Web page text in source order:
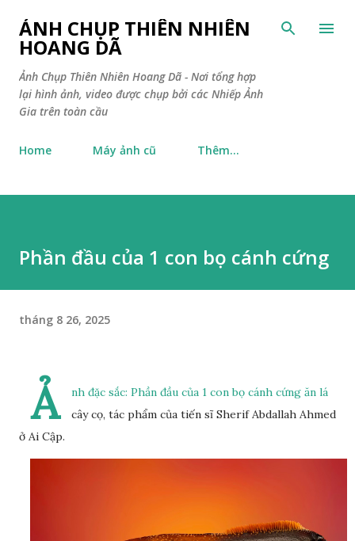
Chuyển đến nội dung chính
ẢNH CHỤP THIÊN NHIÊN
HOANG DÃ
Ảnh Chụp Thiên Nhiên Hoang Dã - Nơi tổng hợp
lại hình ảnh, video được chụp bởi các Nhiếp Ảnh
Gia trên toàn cầu
Home Máy ảnh cũ Thêm…
Phần đầu của 1 con bọ cánh cứng
tháng 8 26, 2025
Ả
nh đặc sắc: Phần đầu của 1 con bọ cánh cứng ăn lá
cây cọ, tác phẩm của tiến sĩ Sherif Abdallah Ahmed
ở Ai Cập.